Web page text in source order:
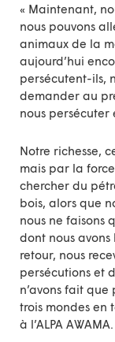
« Maintenant,
nous pouvons
animaux de la
aujourd’hui
persécutent-ils,
demander au
nous persécuter
Notre richesse,
mais par la
chercher du
bois, alors que
nous ne faisons
dont nous avons
retour, nous
persécutions et
n’avons fait
trois mondes
à l’ALPA AWAMA.